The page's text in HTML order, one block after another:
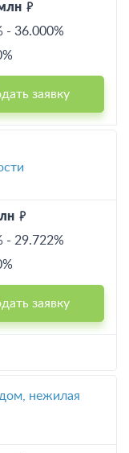
- 36.000%
заявку
- 29.722%
заявку
нежилая